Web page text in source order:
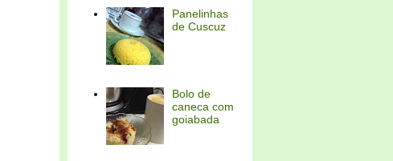
Panelinhas
de Cuscuz
Bolo de
caneca com
goiabada